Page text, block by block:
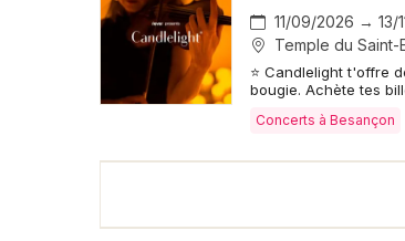
11/09/2026 → 13/
Temple du Saint-
⭐ Candlelight t'offre
bougie. Achète tes
Concerts à Besançon